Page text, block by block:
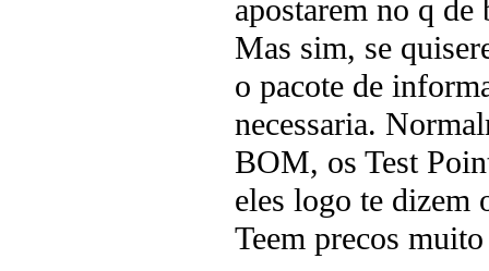
apostarem no q
Mas sim, se
o pacote de
necessaria.
BOM, os Test
eles logo te dizem
Teem precos